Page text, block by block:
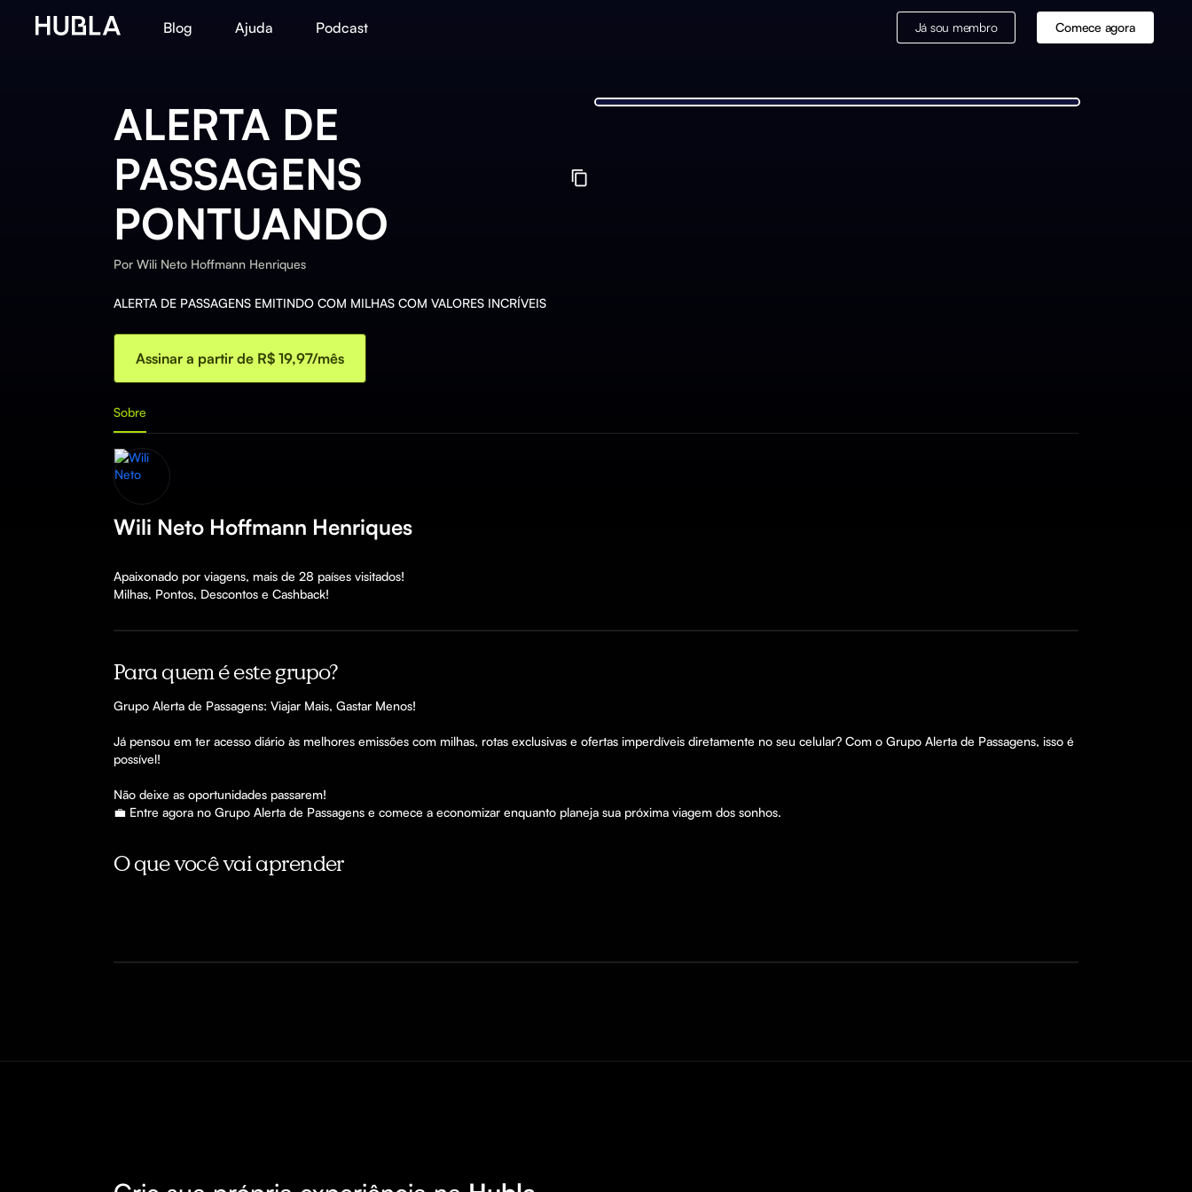
Blog Ajuda Podcast Já sou membro Comece agora
ALERTA DE
PASSAGENS
PONTUANDO
Por Wili Neto Hoffmann Henriques
ALERTA DE PASSAGENS EMITINDO COM MILHAS COM VALORES INCRÍVEIS
Assinar a partir de R$ 19,97/mês
Sobre
Wili Neto Hoffmann Henriques
Apaixonado por viagens, mais de 28 países visitados!
Milhas, Pontos, Descontos e Cashback!
Para quem é este grupo?
Grupo Alerta de Passagens: Viajar Mais, Gastar Menos!
Já pensou em ter acesso diário às melhores emissões com milhas, rotas exclusivas e ofertas imperdíveis diretamente no seu celular? Com o Grupo Alerta de Passagens, isso é
possível!
Não deixe as oportunidades passarem!
💼 Entre agora no Grupo Alerta de Passagens e comece a economizar enquanto planeja sua próxima viagem dos sonhos.
O que você vai aprender